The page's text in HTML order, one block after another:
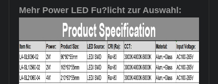
Mehr Power LED Fu?licht zur Auswahl: